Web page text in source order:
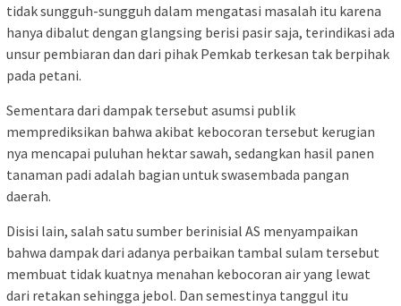
tidak sungguh-sungguh dalam mengatasi masalah itu karena
hanya dibalut dengan glangsing berisi pasir saja, terindikasi ada
unsur pembiaran dan dari pihak Pemkab terkesan tak berpihak
pada petani.
Sementara dari dampak tersebut asumsi publik
memprediksikan bahwa akibat kebocoran tersebut kerugian
nya mencapai puluhan hektar sawah, sedangkan hasil panen
tanaman padi adalah bagian untuk swasembada pangan
daerah.
Disisi lain, salah satu sumber berinisial AS menyampaikan
bahwa dampak dari adanya perbaikan tambal sulam tersebut
membuat tidak kuatnya menahan kebocoran air yang lewat
dari retakan sehingga jebol. Dan semestinya tanggul itu